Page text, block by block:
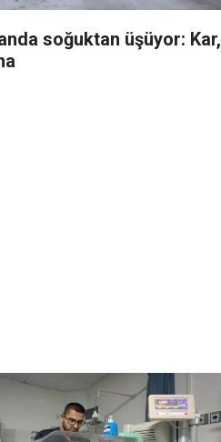
soğuktan üşüyor: Kar,